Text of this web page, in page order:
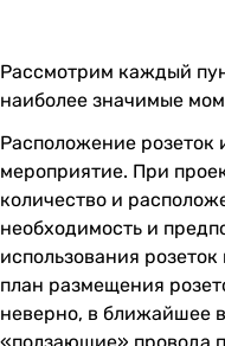
Рассмотрим каждый
наиболее значимые
Расположение
мероприятие. При
количество и
необходимость и
использования
план размещения
неверно, в ближайшее